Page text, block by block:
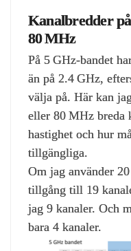
Kanalbredder
80 MHz
På 5 GHz‑bandet
än på 2.4 GHz,
välja på. Här kan
eller 80 MHz breda
hastighet och hur
tillgängliga.
Om jag använder
tillgång till 19
jag 9 kanaler. Och
bara 4 kanaler.